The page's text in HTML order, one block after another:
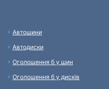
Автошини
Автодиски
Оголошення б у шин
Оголошення б у дисків